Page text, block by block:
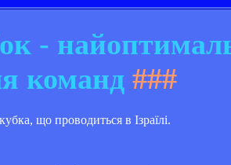
-
команд###
що проводиться в Ізраїлі.